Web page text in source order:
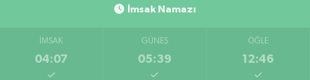
İmsak Namazı
İMSAK
04:07
GÜNEŞ
05:39
ÖĞLE
12:46